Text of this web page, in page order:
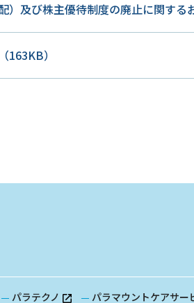
）及び株主優待制度の廃止に関する
（163KB）
パラテクノ パラマウントケアサー